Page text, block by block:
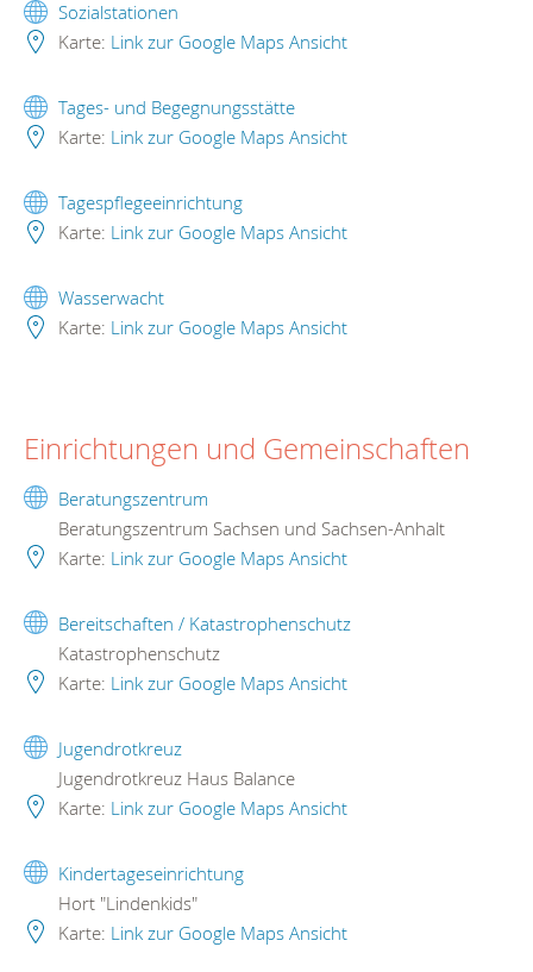
Sozialstationen
Karte: Link zur Google Maps Ansicht
Tages- und Begegnungsstätte
Karte: Link zur Google Maps Ansicht
Tagespflegeeinrichtung
Karte: Link zur Google Maps Ansicht
Wasserwacht
Karte: Link zur Google Maps Ansicht
Einrichtungen und Gemeinschaften
Beratungszentrum
Beratungszentrum Sachsen und Sachsen-Anhalt
Karte: Link zur Google Maps Ansicht
Bereitschaften / Katastrophenschutz
Katastrophenschutz
Karte: Link zur Google Maps Ansicht
Jugendrotkreuz
Jugendrotkreuz Haus Balance
Karte: Link zur Google Maps Ansicht
Kindertageseinrichtung
Hort "Lindenkids"
Karte: Link zur Google Maps Ansicht